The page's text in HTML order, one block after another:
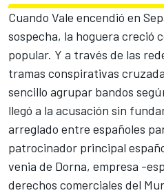
Cuando Vale encendió en
sospecha, la hoguera creció
popular. Y a través de las
tramas conspirativas
sencillo agrupar bandos
llegó a la acusación sin
arreglado entre españoles
patrocinador principal
venia de Dorna, empresa -
derechos comerciales del